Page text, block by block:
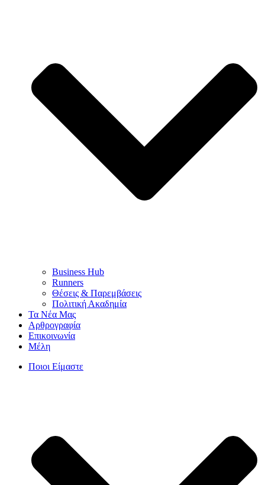
Business Hub
Runners
Θέσεις & Παρεμβάσεις
Πολιτική Ακαδημία
Τα Νέα Μας
Αρθρογραφία
Επικοινωνία
Μέλη
Ποιοι Είμαστε